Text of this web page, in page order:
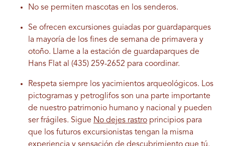
No se permiten mascotas en los senderos.
Se ofrecen excursiones guiadas por guardaparques
la mayoría de los fines de semana de primavera y
otoño. Llame a la estación de guardaparques de
Hans Flat al (435) 259-2652 para coordinar.
Respeta siempre los yacimientos arqueológicos. Los
pictogramas y petroglifos son una parte importante
de nuestro patrimonio humano y nacional y pueden
ser frágiles. Sigue No dejes rastro principios para
que los futuros excursionistas tengan la misma